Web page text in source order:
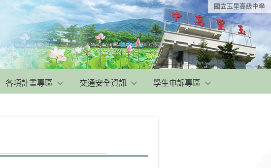
國立玉里高級中學
各項計畫專區 交通安全資訊 學生申訴專區